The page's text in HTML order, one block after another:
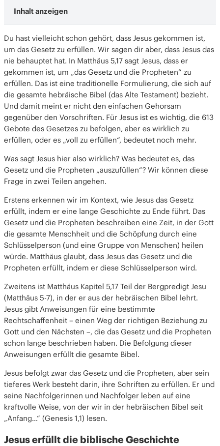
Jesus lehrt die Menschen, wie das Gesetz und
die Propheten erfüllt werden können
Die zwei größten Gebote
Du hast vielleicht schon gehört, dass Jesus gekommen ist,
um das Gesetz zu erfüllen. Wir sagen dir aber, dass Jesus das
nie behauptet hat. In Matthäus 5,17 sagt Jesus, dass er
gekommen ist, um „das Gesetz und die Propheten“ zu
erfüllen. Das ist eine traditionelle Formulierung, die sich auf
die gesamte hebräische Bibel (das Alte Testament) bezieht.
Und damit meint er nicht den einfachen Gehorsam
gegenüber den Vorschriften. Für Jesus ist es wichtig, die 613
Gebote des Gesetzes zu befolgen, aber es wirklich zu
erfüllen, oder es „voll zu erfüllen“, bedeutet noch mehr.
Was sagt Jesus hier also wirklich? Was bedeutet es, das
Gesetz und die Propheten „auszufüllen“? Wir können diese
Frage in zwei Teilen angehen.
Erstens erkennen wir im Kontext, wie Jesus das Gesetz
erfüllt, indem er eine lange Geschichte zu Ende führt. Das
Gesetz und die Propheten beschreiben eine Zeit, in der Gott
die gesamte Menschheit und die Schöpfung durch eine
Schlüsselperson (und eine Gruppe von Menschen) heilen
würde. Matthäus glaubt, dass Jesus das Gesetz und die
Propheten erfüllt, indem er diese Schlüsselperson wird.
Zweitens ist Matthäus Kapitel 5,17 Teil der Bergpredigt Jesu
(Matthäus 5-7), in der er aus der hebräischen Bibel lehrt.
Jesus gibt Anweisungen für eine bestimmte
Rechtschaffenheit – einen Weg der richtigen Beziehung zu
Gott und den Nächsten –, die das Gesetz und die Propheten
schon lange beschrieben haben. Die Befolgung dieser
Anweisungen erfüllt die gesamte Bibel.
Jesus befolgt zwar das Gesetz und die Propheten, aber sein
tieferes Werk besteht darin, ihre Schriften zu erfüllen. Er und
seine Nachfolgerinnen und Nachfolger leben auf eine
kraftvolle Weise, von der wir in der hebräischen Bibel seit
„Anfang…“ (Genesis 1,1) lesen.
Jesus erfüllt die biblische Geschichte